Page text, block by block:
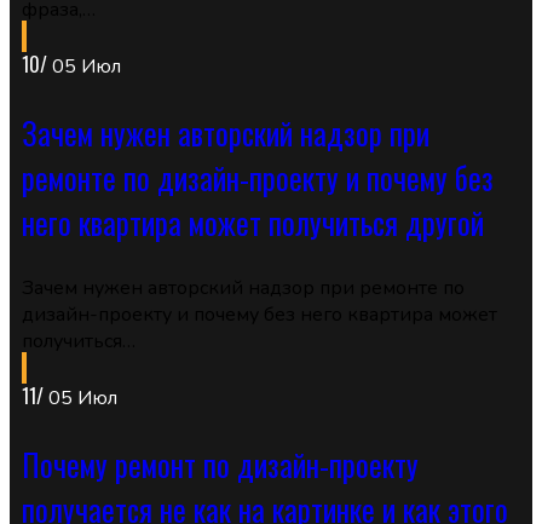
10/05 Июл
Зачем нужен авторский надзор при
ремонте по дизайн-проекту и почему без
него квартира может получиться другой
11/05 Июл
Почему ремонт по дизайн-проекту
получается не как на картинке и как этого